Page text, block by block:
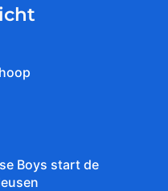
Boys start de